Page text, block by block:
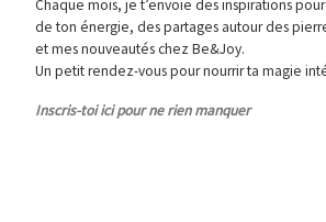
Chaque mois, je t’envoie des inspirations
de ton énergie, des partages autour des
et mes nouveautés chez Be&Joy.
Un petit rendez-vous pour nourrir ta magie
Inscris-toi ici pour ne rien manquer